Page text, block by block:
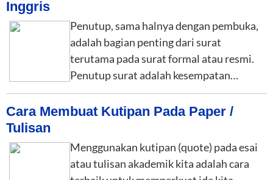
Inggris
Penutup, sama halnya dengan pembuka,
adalah bagian penting dari surat
terutama pada surat formal atau resmi.
Penutup surat adalah kesempatan…
Cara Membuat Kutipan Pada Paper /
Tulisan
Menggunakan kutipan (quote) pada esai
atau tulisan akademik kita adalah cara